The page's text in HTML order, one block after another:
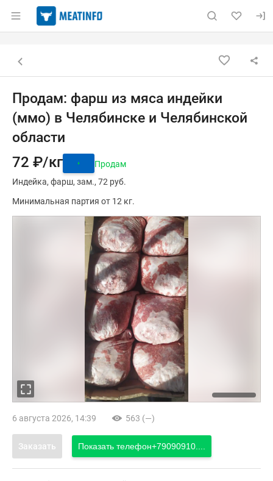
Раздел навигации по сайту meatinfo.ru
Объявление: Продам: фарш из
Навигация и управление объявлением
Назад к списку объявлений
Продам: фарш из мяса индейки
(ммо) в Челябинске и Челябинской
области
72 ₽/кг
Продам
Индейка фарш зам. 72 руб.
Минимальная партия от 12 кг.
6 августа 2026, 14:39 563 (—)
Заказать Показать телефон+79090910....